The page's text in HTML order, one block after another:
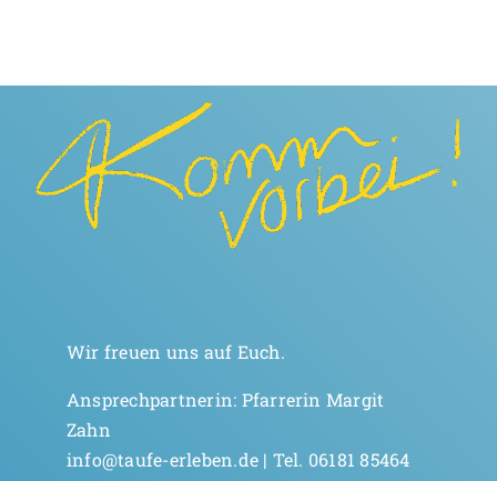
eigene
erinnern
möchte?
Wir freuen uns auf Euch.
Ansprechpartnerin: Pfarrerin Margit
Zahn
info@taufe-erleben.de | Tel. 06181 85464